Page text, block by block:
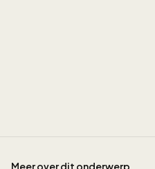
Meer over dit onderwerp